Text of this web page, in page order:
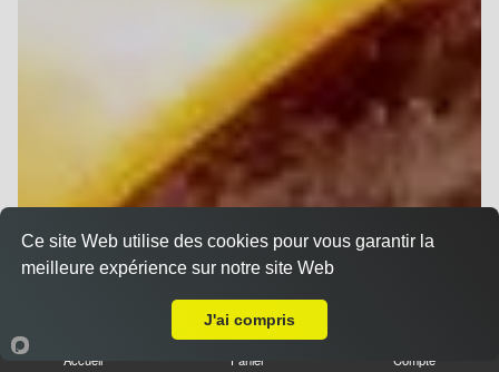
Accueil Panier Compte
Ce site Web utilise des cookies pour vous garantir la
meilleure expérience sur notre site Web
J'ai compris